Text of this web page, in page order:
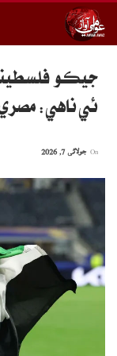
جيڪو
ئي ناهي:
جولائی 7, 2026